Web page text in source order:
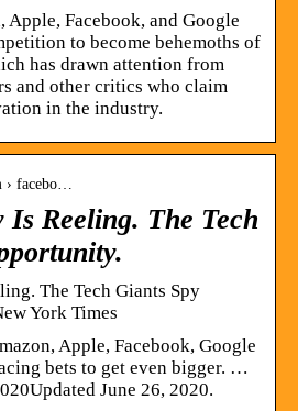
Apple, Facebook, and Google
to become behemoths of
has drawn attention from
and other critics who claim
in the industry.
› facebo…
Is Reeling. The Tech
The Tech Giants Spy
York Times
Apple, Facebook, Google
bets to get even bigger. …
June 26, 2020.